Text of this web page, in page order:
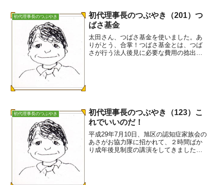
初代理事長のつぶやき
初代理事長のつぶやき（201）つ
ばさ基金
太田さん、つばさ基金を使いました。あ
りがとう、合掌！つばさ基金とは、つば
さが行う法人後見に必要な費用の捻出が
初代理事長のつぶやき
初代理事長のつぶやき（123）こ
れでいいのだ！
平成29年7月10日、旭区の認知症家族会の
あさがお協力隊に招かれて、２時間ばか
り成年後見制度の講演をしてきました。